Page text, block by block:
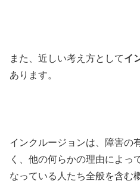
また、近しい考え方としてイ
あります。
インクルージョンは、障害の
く、他の何らかの理由によっ
なっている人たち全般を含む